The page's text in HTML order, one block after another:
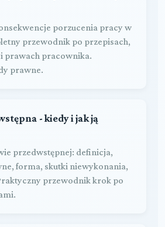
porzucenia pracy w
przewodnik po przepisach,
prawach pracownika.
prawne.
- kiedy i jak ją
przedwstępnej: definicja,
forma, skutki niewykonania,
przewodnik krok po